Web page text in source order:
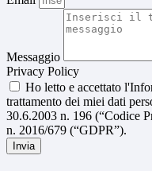
Messaggio
Privacy Policy
Ho letto e accettato
trattamento dei miei dati
30.6.2003 n. 196 (“Codice
n. 2016/679 (“GDPR”).
Invia